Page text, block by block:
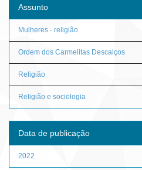
Assunto
Mulheres - religião
Ordem dos Carmelitas Descalços
Religião
Religião e sociologia
Data de publicação
2022